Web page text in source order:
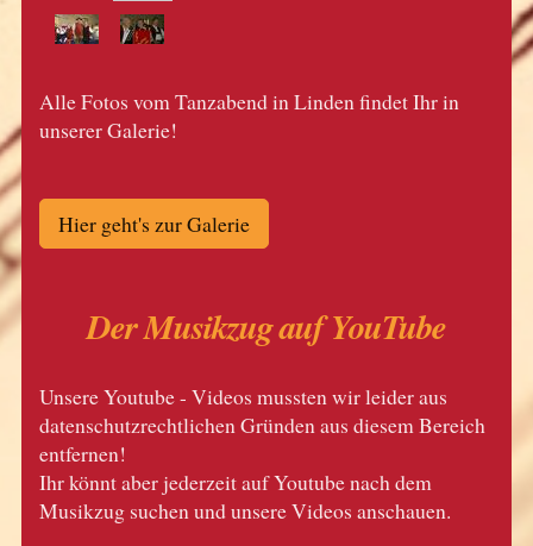
Alle Fotos vom Tanzabend in Linden findet Ihr in
unserer Galerie!
Hier geht's zur Galerie
Der Musikzug auf YouTube
Unsere Youtube - Videos mussten wir leider aus
datenschutzrechtlichen Gründen aus diesem Bereich
entfernen!
Ihr könnt aber jederzeit auf Youtube nach dem
Musikzug suchen und unsere Videos anschauen.